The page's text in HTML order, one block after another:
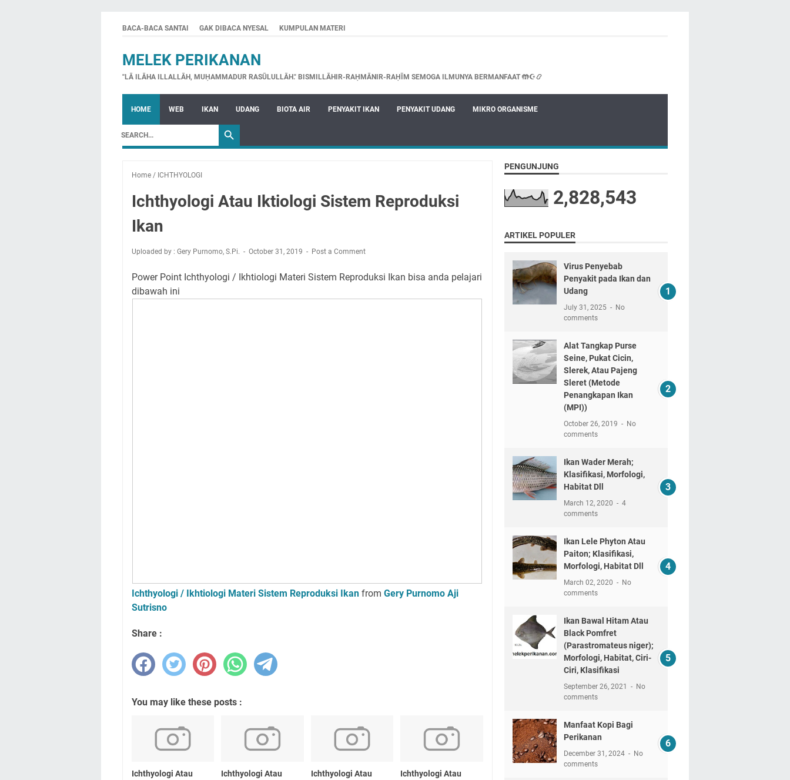
BACA-BACA SANTAI GAK DIBACA NYESAL KUMPULAN MATERI
MELEK PERIKANAN
"LĀ ILĀHA ILLALLĀH, MUḤAMMADUR RASŪLULLĀH." BISMILLĀHIR-RAḤMĀNIR-RAḤĪM SEMOGA ILMUNYA BERMANFAAT 🤲☪📿
HOME WEB IKAN UDANG BIOTA AIR PENYAKIT IKAN PENYAKIT UDANG MIKRO ORGANISME
Home / ICHTHYOLOGI
Ichthyologi Atau Iktiologi Sistem Reproduksi
Ikan
Uploaded by : Gery Purnomo, S.Pi. October 31, 2019 Post a Comment
Power Point Ichthyologi / Ikhtiologi Materi Sistem Reproduksi Ikan bisa anda pelajari
dibawah ini
Ichthyologi / Ikhtiologi Materi Sistem Reproduksi Ikan from Gery Purnomo Aji
Sutrisno
Share :
You may like these posts :
Ichthyologi Atau
Ichthyologi Atau
Ichthyologi Atau
Ichthyologi Atau
PENGUNJUNG
2,828,543
ARTIKEL POPULER
Virus Penyebab
Penyakit pada Ikan dan
Udang
July 31, 2025
No
comments
Alat Tangkap Purse
Seine, Pukat Cicin,
Slerek, Atau Pajeng
Sleret (Metode
Penangkapan Ikan
(MPI))
October 26, 2019
No
comments
Ikan Wader Merah;
Klasifikasi, Morfologi,
Habitat Dll
March 12, 2020
4
comments
Ikan Lele Phyton Atau
Paiton; Klasifikasi,
Morfologi, Habitat Dll
March 02, 2020
No
comments
Ikan Bawal Hitam Atau
Black Pomfret
(Parastromateus niger);
Morfologi, Habitat, Ciri-
Ciri, Klasifikasi
September 26, 2021
No
comments
Manfaat Kopi Bagi
Perikanan
December 31, 2024
No
comments